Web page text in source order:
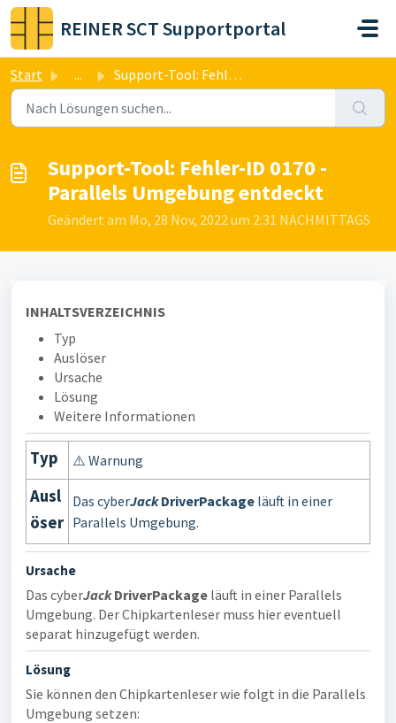
Zum hauptsächlichen Inhalt gehen
REINER SCT Supportportal
Start ... Support-Tool: Fehler-ID 0170 - Parallels Umgebung entdeckt
Support-Tool: Fehler-ID 0170 -
Parallels Umgebung entdeckt
Geändert am Mo, 28 Nov, 2022 um 2:31 NACHMITTAGS
INHALTSVERZEICHNIS
Typ
Auslöser
Ursache
Lösung
Weitere Informationen
Typ ⚠️ Warnung
Ausl
öser
Das cyberJackDriverPackage läuft in einer
Parallels Umgebung.
Ursache
Das cyberJackDriverPackage läuft in einer Parallels
Umgebung. Der Chipkartenleser muss hier eventuell
separat hinzugefügt werden.
Lösung
Sie können den Chipkartenleser wie folgt in die Parallels
Umgebung setzen: